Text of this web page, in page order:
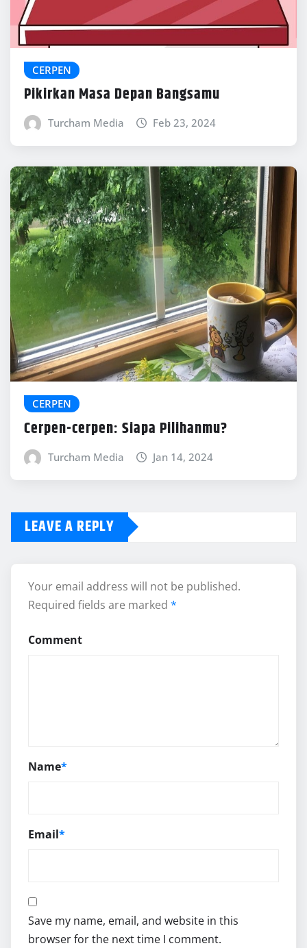
CERPEN
Pikirkan Masa Depan Bangsamu
Turcham Media Feb 23, 2024
CERPEN
Cerpen-cerpen: Siapa Pilihanmu?
Turcham Media Jan 14, 2024
LEAVE A REPLY
Your email address will not be published.
Required fields are marked *
Comment
Name*
Email*
Save my name, email, and website in this
browser for the next time I comment.